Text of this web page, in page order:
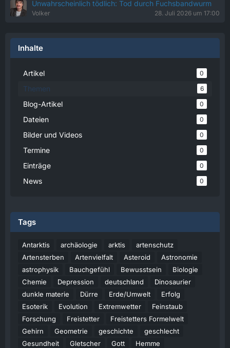
Unwahrscheinlich tödlich: Tod durch Fuchsbandwurm
Volker 28. Juli 2026 um 17:00
Inhalte
Artikel 0
Themen 6
Blog-Artikel 0
Dateien 0
Bilder und Videos 0
Termine 0
Einträge 0
News 0
Tags
Antarktis archäologie arktis
artenschutz
Artensterben
Artenvielfalt Asteroid
Astronomie
astrophysik
Bauchgefühl Bewusstsein
Biologie
Chemie
Depression deutschland
Dinosaurier
dunkle materie
Dürre Erde/Umwelt
Erfolg
Esoterik
Evolution Extremwetter
Feinstaub
Forschung
Freistetter
Freistetters Formelwelt
Gehirn
Geometrie geschichte
geschlecht
Gesundheit
Gletscher Gott
Hemme